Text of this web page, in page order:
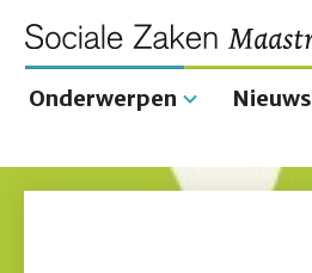
Hoofdnavigatie
Onderwerpen Nieuws